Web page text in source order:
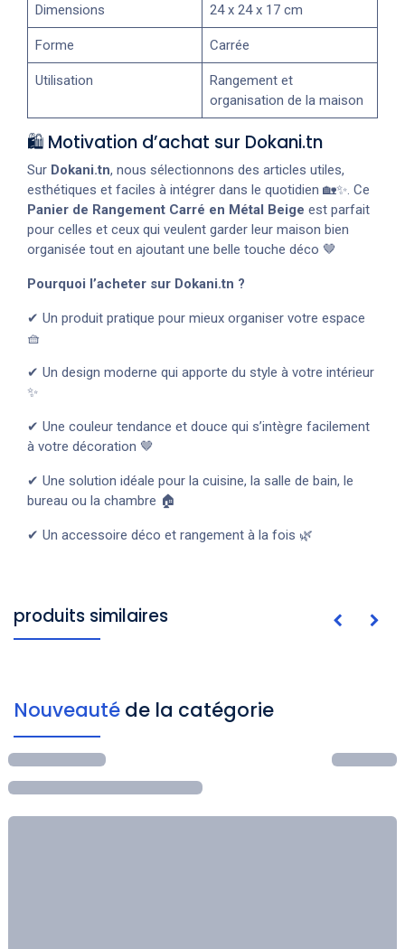
Dimensions 24 x 24 x 17 cm
Forme Carrée
Utilisation
Rangement et
organisation de la maison
🛍️ Motivation d’achat sur Dokani.tn
Sur Dokani.tn, nous sélectionnons des articles utiles,
esthétiques et faciles à intégrer dans le quotidien 🏡✨. Ce
Panier de Rangement Carré en Métal Beige est parfait
pour celles et ceux qui veulent garder leur maison bien
organisée tout en ajoutant une belle touche déco 🤎
Pourquoi l’acheter sur Dokani.tn ?
✔ Un produit pratique pour mieux organiser votre espace
🧺
✔ Un design moderne qui apporte du style à votre intérieur
✨
✔ Une couleur tendance et douce qui s’intègre facilement
à votre décoration 🤎
✔ Une solution idéale pour la cuisine, la salle de bain, le
bureau ou la chambre 🏠
✔ Un accessoire déco et rangement à la fois 🌿
produits similaires
Nouveauté de la catégorie